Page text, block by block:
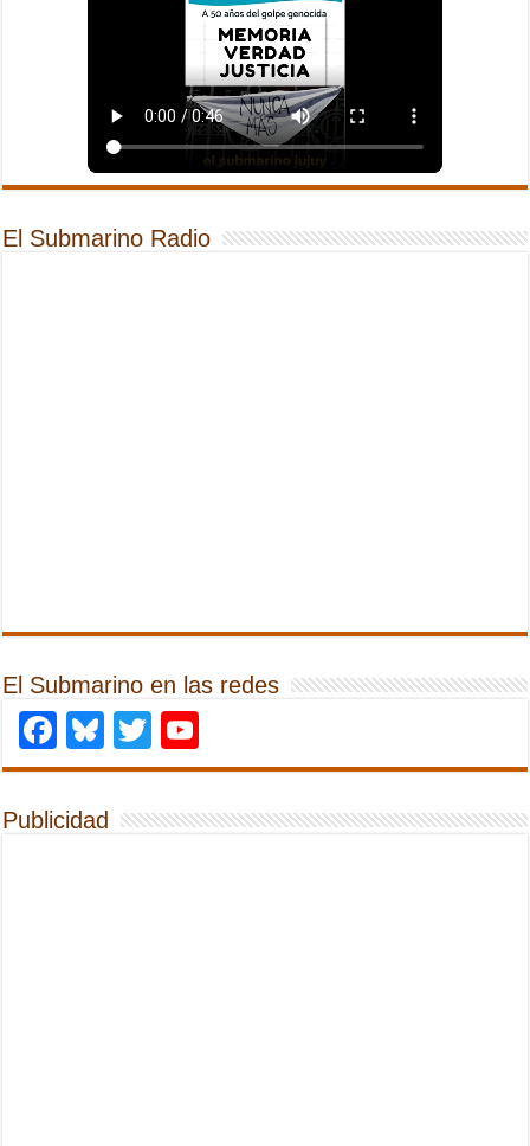
El Submarino Radio
El Submarino en las redes
Facebook
Bluesky
Twitter
Publicidad